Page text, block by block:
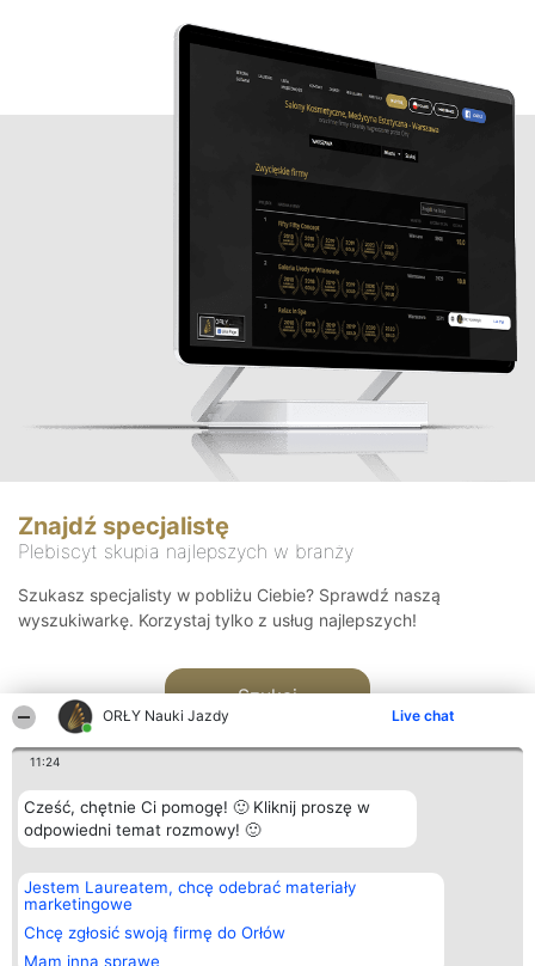
ORŁY Nauki Jazdy Live chat
11:24
Cześć, chętnie Ci pomogę! 🙂 Kliknij proszę w
odpowiedni temat rozmowy! 🙂
Jestem Laureatem, chcę odebrać materiały
marketingowe
Chcę zgłosić swoją firmę do Orłów
Mam inną sprawę
Znajdź specjalistę
Plebiscyt skupia najlepszych w branży
Szukasz specjalisty w pobliżu Ciebie? Sprawdź naszą
wyszukiwarkę. Korzystaj tylko z usług najlepszych!
Szukaj
Organizator plebiscytu
Bright Side Solutions sp. z o.
o. sp. k.
ul. Ruska 22
Wrocław 50-079
KRS 0000749100 | Regon
Plebiscyt
Laureaci
wszystkich
Laureatów
Kontakt
Kontakt